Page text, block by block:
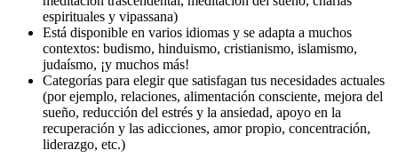
espirituales y vipassana)
Está disponible en varios idiomas y se adapta a muchos
contextos: budismo, hinduismo, cristianismo, islamismo,
judaísmo, ¡y muchos más!
Categorías para elegir que satisfagan tus necesidades actuales
(por ejemplo, relaciones, alimentación consciente, mejora del
sueño, reducción del estrés y la ansiedad, apoyo en la
recuperación y las adicciones, amor propio, concentración,
liderazgo, etc.)